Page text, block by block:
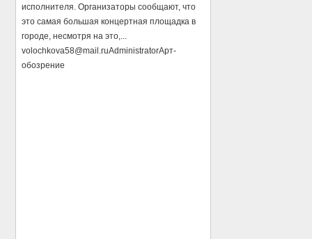
исполнителя. Организаторы сообщают, что
это самая большая концертная площадка в
городе, несмотря на это,...
volochkova58@mail.ruAdministratorАрт-
обозрение